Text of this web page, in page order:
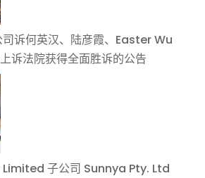
诉何英汉、陆彦霞、Easter Wu
诉法院获得全面胜诉的公告
Limited 子公司 Sunnya Pty. Ltd